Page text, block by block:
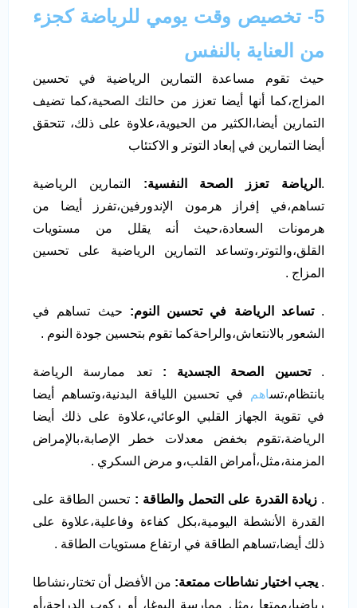
5- تخصيص وقت يومي للرياضة كجزء
من العناية بالنفس
حيث تقوم مساعدة التمارين الرياضية في تحسين
المزاج،كما أنها أيضا تعزز من حالتك الصحية،كما تضيف
التمارين أيضا،الكثير من الحيوية،علاوة على ذلك، تتحقق
أيضا التمارين في إبعاد التوتر و الاكتئاب
. الرياضة تعزز الصحة النفسية: التمارين الرياضية
تساهم،في إفراز هرمون الإندورفين،تفرز أيضا من
هرمونات السعادة،حيث أنه يقلل من مستويات
القلق،والتوتر،وتساعد التمارين الرياضية على تحسين
المزاج .
.تساعد الرياضة في تحسين النوم: حيث تساهم في
الشعور بالانتعاش،والراحةكما تقوم بتحسين جودة النوم .
.تحسين الصحة الجسدية : تعد ممارسة الرياضة
بانتظام،تساهم
في تحسين اللياقة البدنية،وتساهم أيضا
في تقوية الجهاز القلبي الوعائي،علاوة على ذلك أيضا
الرياضة،تقوم بخفض معدلات خطر الإصابة،بالإمراض
المزمنة،مثل،أمراض القلب،و مرض السكري .
.زيادة القدرة على التحمل والطاقة : تحسن الطاقة على
القدرة الأنشطة اليومية،بكل كفاءة وفاعلية،علاوة على
ذلك أيضا،تساهم الطاقة في ارتفاع مستويات الطاقة .
. يجب اختيار نشاطات ممتعة: من الأفضل أن تختار،نشاطا
رياضيا،ممتعا ،مثل ممارسة اليوغا، أو ركوب الدراجة،أو